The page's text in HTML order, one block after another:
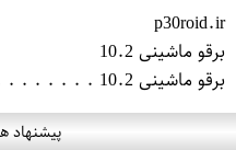
p30roid.ir
برقو ماشینی 10.2
برقو ماشینی 10.2 . . . . . . . . . . Electrician 10.2
پیشنهاد